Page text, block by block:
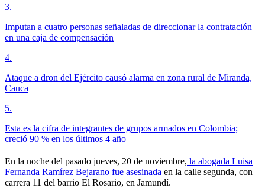
3.
Imputan a cuatro personas señaladas de direccionar la contratación
en una caja de compensación
4.
Ataque a dron del Ejército causó alarma en zona rural de Miranda,
Cauca
5.
Esta es la cifra de integrantes de grupos armados en Colombia;
creció 90 % en los últimos 4 año
En la noche del pasado jueves, 20 de noviembre, la abogada Luisa
Fernanda Ramírez Bejarano fue asesinada en la calle segunda, con
carrera 11 del barrio El Rosario, en Jamundí.